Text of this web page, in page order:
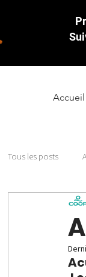
Accueil
Tous les posts